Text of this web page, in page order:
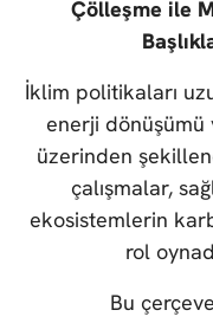
Çölleşme ile
İklim politikaları
enerji dönüşümü
üzerinden
çalışmalar,
ekosistemlerin
rol
Bu